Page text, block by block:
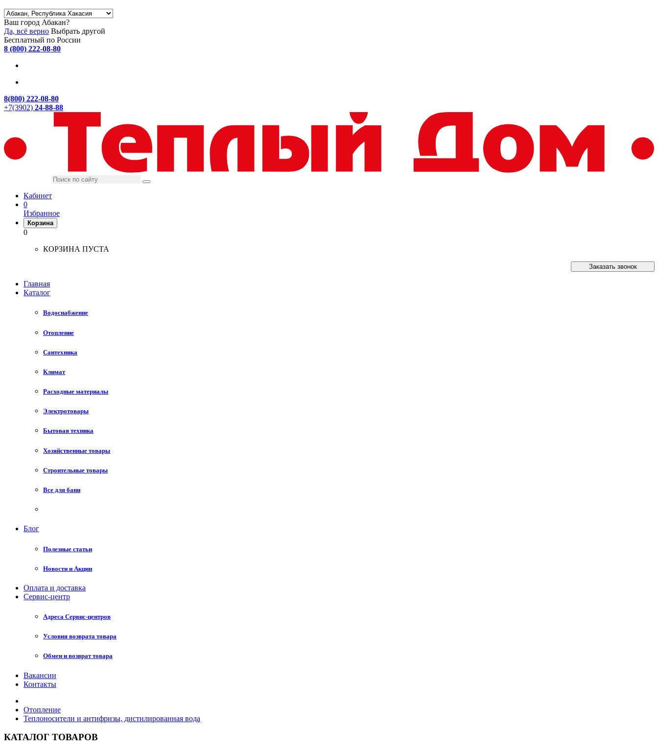
Ваш город Абакан?
Да, всё верно Выбрать другой
Бесплатный по России
8 (800) 222-08-80
8(800) 222-08-80
+7(3902) 24-88-88
Кабинет
0
Избранное
Корзина
0
КОРЗИНА ПУСТА
Заказать звонок
Главная
Каталог
Водоснабжение
Отопление
Сантехника
Климат
Расходные материалы
Электротовары
Бытовая техника
Хозяйственные товары
Строительные товары
Все для бани
Блог
Полезные статьи
Новости и Акции
Оплата и доставка
Сервис-центр
Адреса Сервис-центров
Условия возврата товара
Обмен и возврат товара
Вакансии
Контакты
Отопление
Теплоносители и антифризы, дистилированная вода
КАТАЛОГ ТОВАРОВ